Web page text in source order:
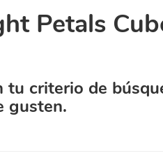
Petals
criterio de
gusten.